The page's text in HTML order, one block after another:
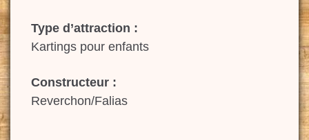
Type d’attraction :
Kartings pour enfants
Constructeur :
Reverchon/Falias